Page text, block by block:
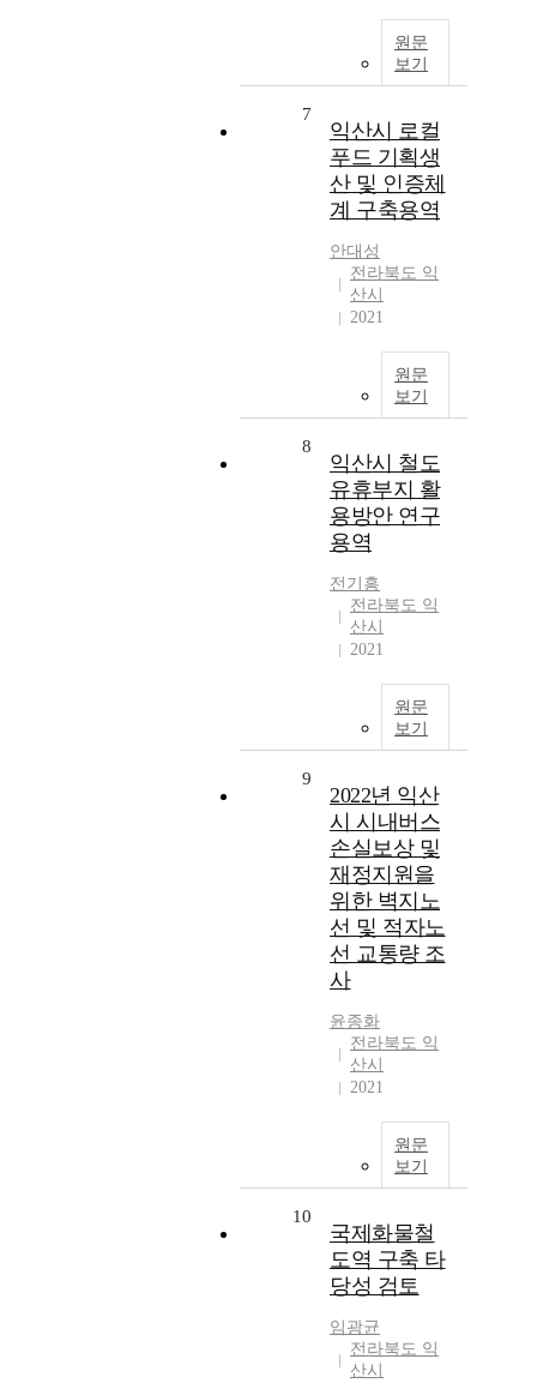
원문
보기
7
익산시 로컬
푸드 기획생
산 및 인증체
계 구축용역
안대성
전라북도 익
산시
2021
원문
보기
8
익산시 철도
유휴부지 활
용방안 연구
용역
전기흥
전라북도 익
산시
2021
원문
보기
9
2022년 익산
시 시내버스
손실보상 및
재정지원을
위한 벽지노
선 및 적자노
선 교통량 조
사
윤종화
전라북도 익
산시
2021
원문
보기
10
국제화물철
도역 구축 타
당성 검토
임광균
전라북도 익
산시